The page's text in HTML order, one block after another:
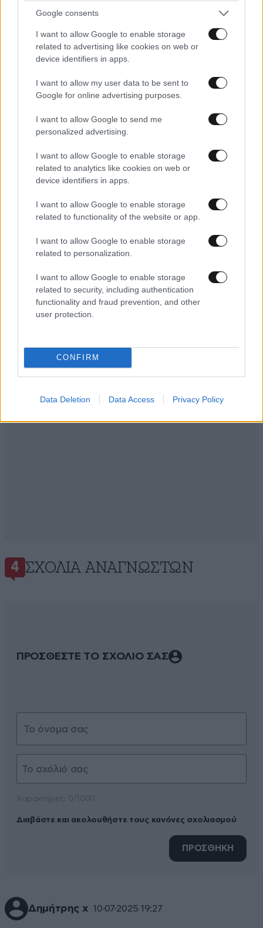
Google consents
I want to allow Google to enable storage
related to advertising like cookies on web or
device identifiers in apps.
I want to allow my user data to be sent to
Google for online advertising purposes.
I want to allow Google to send me
personalized advertising.
I want to allow Google to enable storage
related to analytics like cookies on web or
device identifiers in apps.
I want to allow Google to enable storage
related to functionality of the website or app.
I want to allow Google to enable storage
related to personalization.
I want to allow Google to enable storage
related to security, including authentication
functionality and fraud prevention, and other
user protection.
CONFIRM
Data Deletion Data Access Privacy Policy
συλλήψεις σε στέκι παράνομου τζόγου στη
Θεσσαλονίκη
τεράστιο οικονομικό κόστος – Η πρόληψη
κοστίζει λιγότερο από την αποκατάσταση
και μάθετε πρώτοι όλες τις ειδήσεις
4 ΣΧΌΛΙΑ ΑΝΑΓΝΩΣΤΏΝ
ΠΡΟΣΘΕΣΤΕ ΤΟ ΣΧΟΛΙΟ ΣΑΣ
Διαβάστε και ακολουθήστε τους κανόνες σχολιασμού
ΠΡΟΣΘΗΚΗ
Δημήτρης χ 10·07·2025 19:27